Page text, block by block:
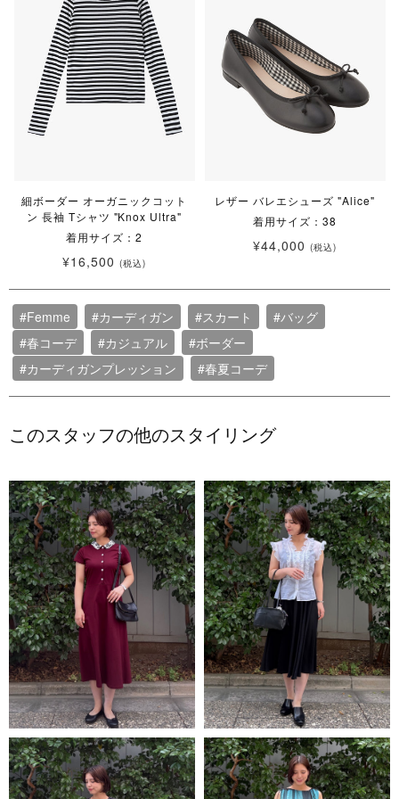
細ボーダー オーガニックコット
ン 長袖 Tシャツ "Knox Ultra"
着用サイズ：2
¥16,500 (税込)
レザー バレエシューズ "Alice"
着用サイズ：38
¥44,000 (税込)
#Femme #カーディガン #スカート
#バッグ
#春コーデ
#カジュアル
#ボーダー
#カーディガンプレッション
#春夏コーデ
このスタッフの他のスタイリング